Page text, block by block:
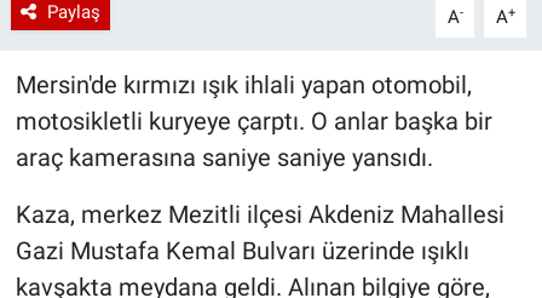
Paylaş A- A+
Mersin'de kırmızı ışık ihlali yapan otomobil,
motosikletli kuryeye çarptı. O anlar başka bir
araç kamerasına saniye saniye yansıdı.
Kaza, merkez Mezitli ilçesi Akdeniz Mahallesi
Gazi Mustafa Kemal Bulvarı üzerinde ışıklı
kavşakta meydana geldi. Alınan bilgiye göre,